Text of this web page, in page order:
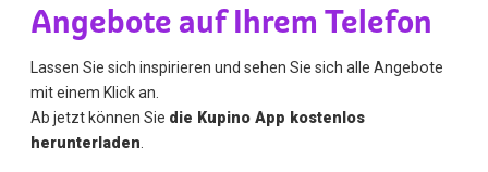
Angebote auf Ihrem Telefon
Lassen Sie sich inspirieren und sehen Sie sich alle Angebote
mit einem Klick an.
Ab jetzt können Sie die Kupino App kostenlos
herunterladen